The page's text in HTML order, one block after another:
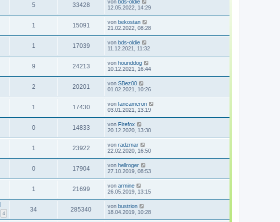
5 33428 von bds-oldie
12.05.2022, 14:29
1 15091 von bekostan
21.02.2022, 08:28
1 17039 von bds-oldie
11.12.2021, 11:32
9 24213 von hounddog
10.12.2021, 16:44
2 20201 von SBez00
01.02.2021, 10:26
1 17430 von Iancameron
03.01.2021, 13:19
0 14833 von Firefox
20.12.2020, 13:30
1 23922 von radzmar
22.02.2020, 16:50
0 17904 von hellroger
27.10.2019, 08:53
1 21699 von armine
26.05.2019, 13:15
4
34 285340 von bustrion
18.04.2019, 10:28